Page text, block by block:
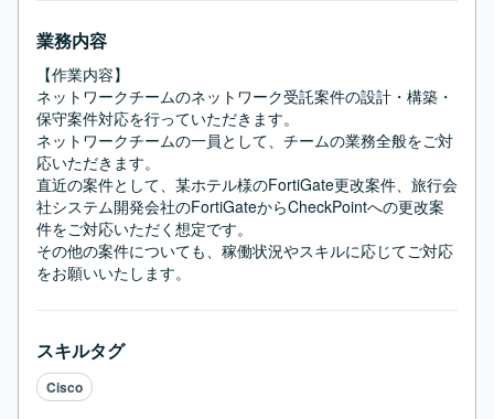
業務内容
【作業内容】
ネットワークチームのネットワーク受託案件の設計・構築・
保守案件対応を行っていただきます。
ネットワークチームの一員として、チームの業務全般をご対
応いただきます。
直近の案件として、某ホテル様のFortiGate更改案件、旅行会
社システム開発会社のFortiGateからCheckPointへの更改案
件をご対応いただく想定です。
その他の案件についても、稼働状況やスキルに応じてご対応
をお願いいたします。
スキルタグ
Cisco